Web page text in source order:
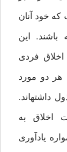
خود آنان
اين
فردى
هر دو مورد
داشته‏اند.
اخلاق به
يادآورى